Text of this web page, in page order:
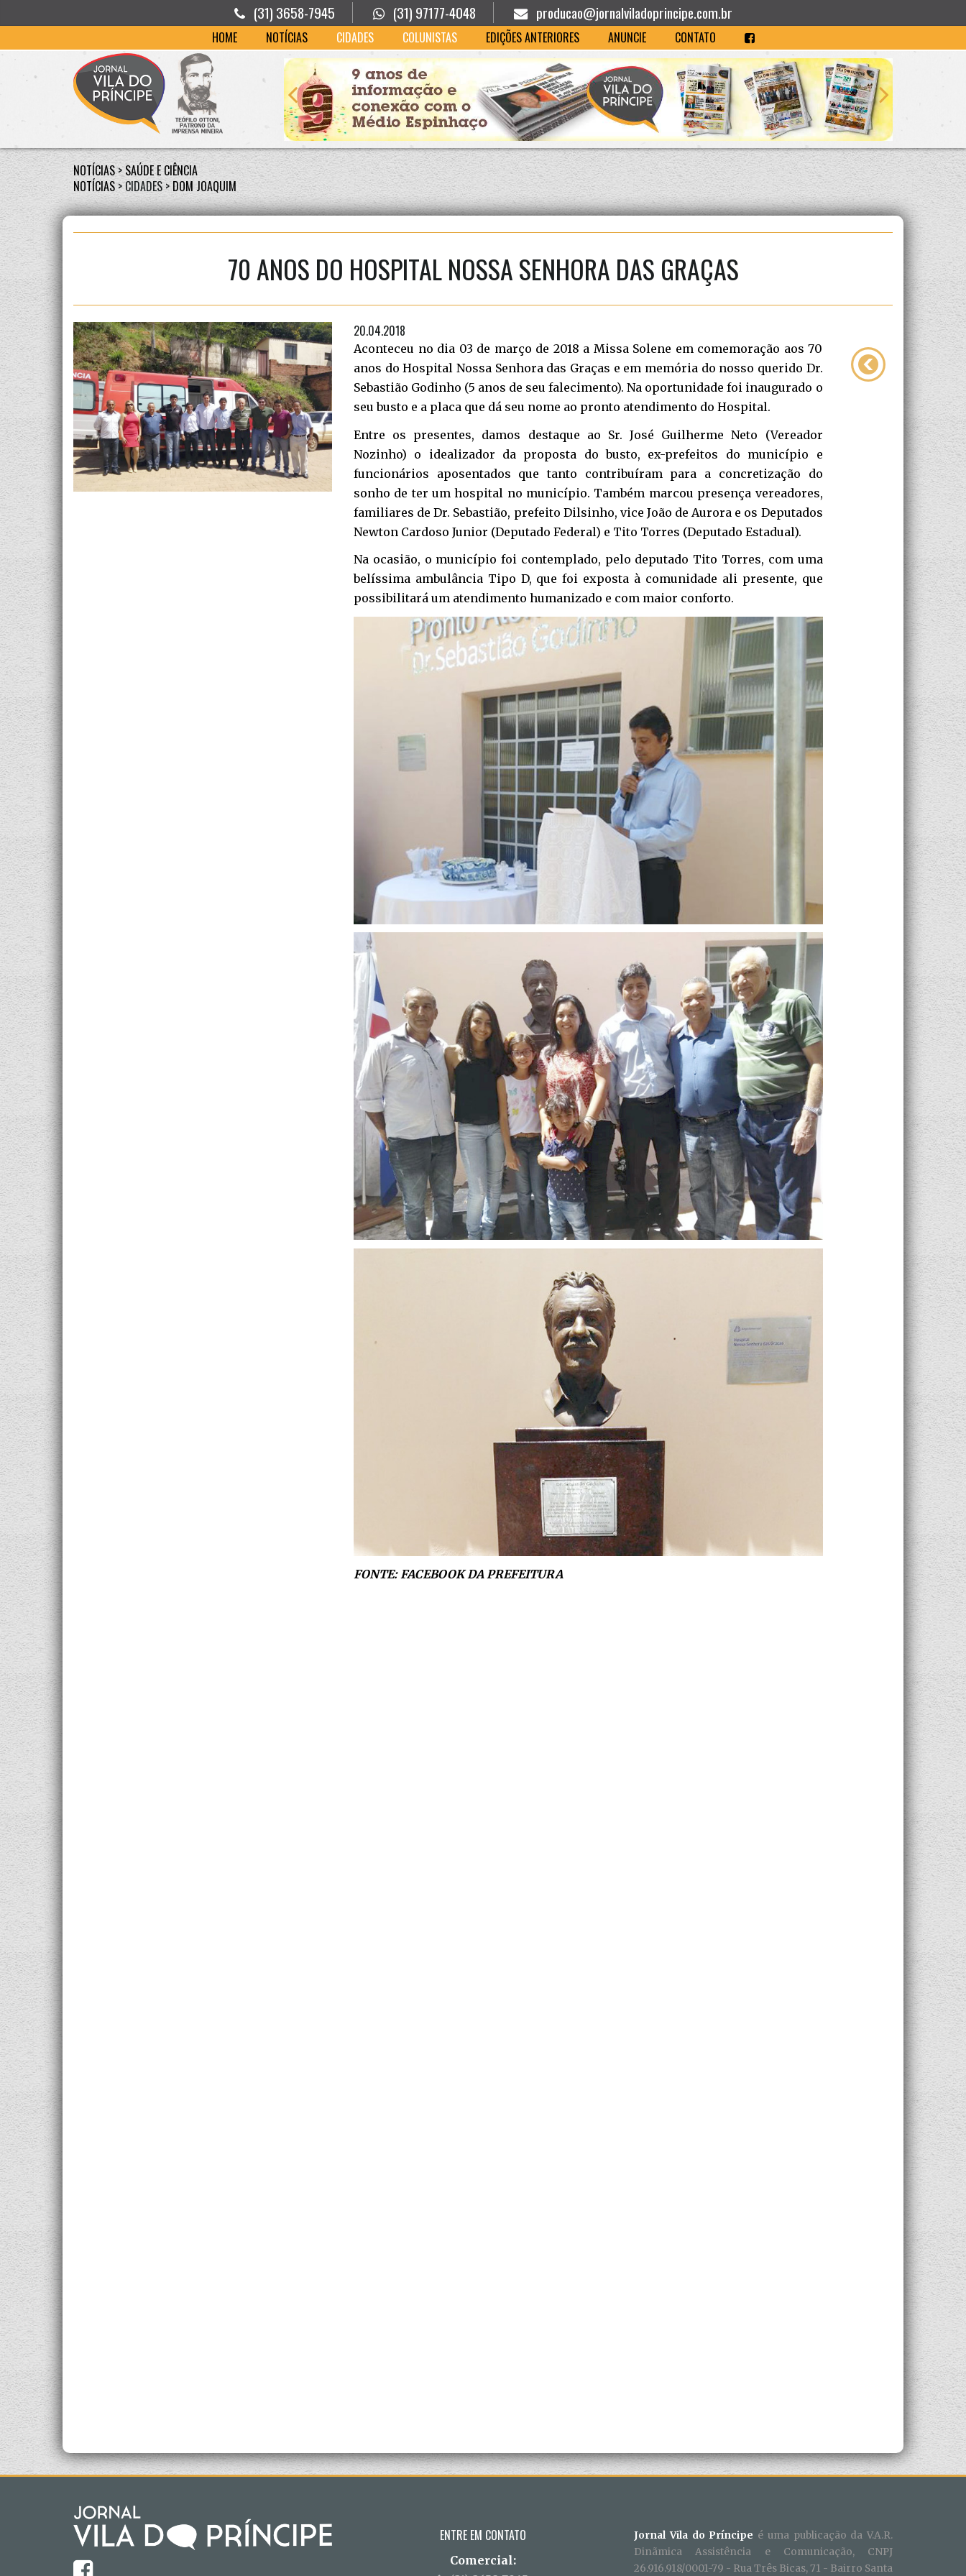
(31) 3658-7945 (31) 97177-4048 producao@jornalviladoprincipe.com.br
HOME NOTÍCIAS CIDADES COLUNISTAS EDIÇÕES ANTERIORES ANUNCIE CONTATO
NOTÍCIAS>SAÚDE E CIÊNCIA
NOTÍCIAS> CIDADES >DOM JOAQUIM
70 ANOS DO HOSPITAL NOSSA SENHORA DAS GRAÇAS
20.04.2018
Aconteceu no dia 03 de março de 2018 a Missa Solene em comemoração aos 70
anos do Hospital Nossa Senhora das Graças e em memória do nosso querido Dr.
Sebastião Godinho (5 anos de seu falecimento). Na oportunidade foi inaugurado o
seu busto e a placa que dá seu nome ao pronto atendimento do Hospital.
Entre os presentes, damos destaque ao Sr. José Guilherme Neto (Vereador
Nozinho) o idealizador da proposta do busto, ex-prefeitos do município e
funcionários aposentados que tanto contribuíram para a concretização do
sonho de ter um hospital no município. Também marcou presença vereadores,
familiares de Dr. Sebastião, prefeito Dilsinho, vice João de Aurora e os Deputados
Newton Cardoso Junior (Deputado Federal) e Tito Torres (Deputado Estadual).
Na ocasião, o município foi contemplado, pelo deputado Tito Torres, com uma
belíssima ambulância Tipo D, que foi exposta à comunidade ali presente, que
possibilitará um atendimento humanizado e com maior conforto.
FONTE: FACEBOOK DA PREFEITURA
ENTRE EM CONTATO
Comercial:
Jornal Vila do Príncipe é uma publicação da V.A.R.
Dinãmica Assistência e Comunicação, CNPJ
26.916.918/0001-79 - Rua Três Bicas, 71 - Bairro Santa